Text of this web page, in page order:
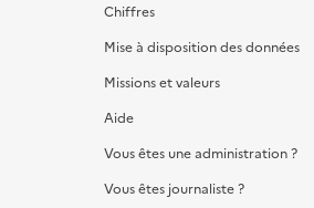
Chiffres
Mise à disposition des données
Missions et valeurs
Aide
Vous êtes une administration ?
Vous êtes journaliste ?